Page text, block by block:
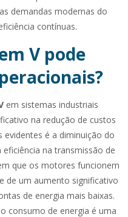
demandas modernas do
contínuas.
V pode
em sistemas industriais
na redução de custos
é a diminuição do
na transmissão de
que os motores funcionem
de um aumento significativo
de energia mais baixas.
consumo de energia é uma